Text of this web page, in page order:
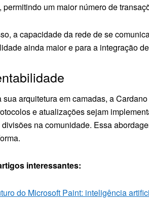
permitindo um maior número de
a capacidade da rede de se
ainda maior e para a integração
sua arquitetura em camadas, a
e atualizações sejam
na comunidade. Essa
interessantes:
do Microsoft Paint: inteligência